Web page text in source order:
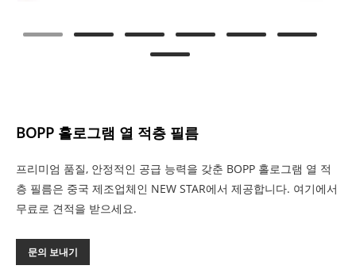
BOPP 홀로그램 열 적층 필름
프리미엄 품질, 안정적인 공급 능력을 갖춘 BOPP 홀로그램 열 적
층 필름은 중국 제조업체인 NEW STAR에서 제공합니다. 여기에서
무료로 견적을 받으세요.
문의 보내기